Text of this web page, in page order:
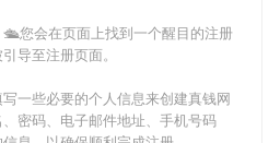
🛳您会在页面上找到一个醒目的注册
导至注册页面。
一些必要的个人信息来创建真钱网
密码、电子邮件地址、手机号码